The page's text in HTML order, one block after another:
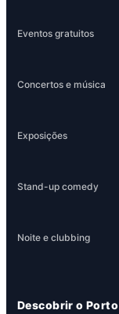
Eventos gratuitos
Concertos e música
Exposições
Stand-up comedy
Noite e clubbing
Descobrir o Porto